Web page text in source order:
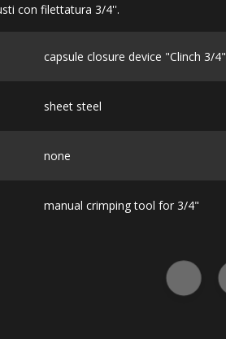
con filettatura 3/4''.
capsule closure device "Clinch 3/4"
sheet steel
none
manual crimping tool for 3/4"